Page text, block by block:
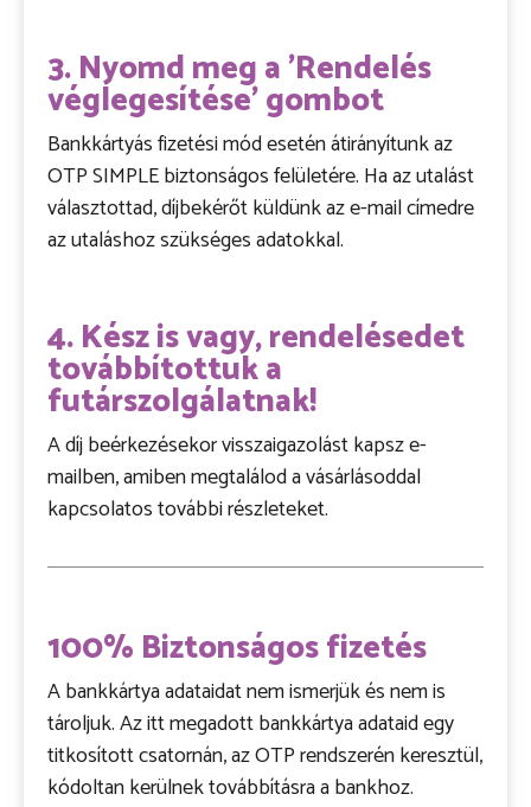
3. Nyomd meg a 'Rendelés
véglegesítése' gombot
Bankkártyás fizetési mód esetén átirányítunk az
OTP SIMPLE biztonságos felületére. Ha az utalást
választottad, díjbekérőt küldünk az e-mail címedre
az utaláshoz szükséges adatokkal.
4. Kész is vagy, rendelésedet
továbbítottuk a
futárszolgálatnak!
A díj beérkezésekor visszaigazolást kapsz e-
mailben, amiben megtalálod a vásárlásoddal
kapcsolatos további részleteket.
100% Biztonságos fizetés
A bankkártya adataidat nem ismerjük és nem is
tároljuk. Az itt megadott bankkártya adataid egy
titkosított csatornán, az OTP rendszerén keresztül,
kódoltan kerülnek továbbításra a bankhoz.